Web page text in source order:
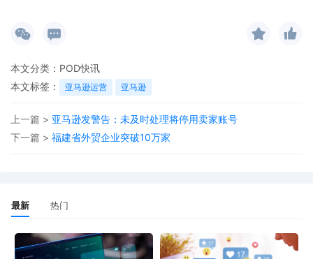
本文分类： POD快讯
本文标签：
亚马逊运营 亚马逊
上一篇 > 亚马逊发警告：未及时处理将停用卖家账号
下一篇 > 福建省外贸企业突破10万家
最新 热门